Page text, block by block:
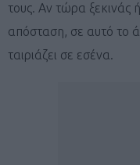
τους. Αν τώρα ξεκινάς
απόσταση, σε αυτό το
ταιριάζει σε εσένα.